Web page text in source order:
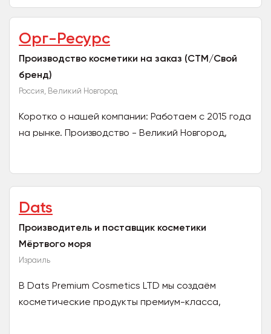
топы, базы в...
Орг-Ресурс
Производство косметики на заказ (СТМ/Свой
бренд)
Россия, Великий Новгород
Коротко о нашей компании: Работаем с 2015 года
на рынке. Производство - Великий Новгород,
Dats
Производитель и поставщик косметики
Мёртвого моря
Израиль
В Dats Premium Cosmetics LTD мы создаём
косметические продукты премиум-класса,